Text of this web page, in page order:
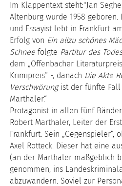
Im Klappentext steht:"Jan
Altenburg wurde 1958
und Essayist lebt in Frankfurt
Erfolg von Ein allzu schönes
Schnee folgte Partitur des Todes
dem „Offenbacher
Krimipreis“ -, danach Die Akte
Verschwörung ist der fünfte
Marthaler.“
Protagonist in allen fünf
Robert Marthaler, Leiter der
Frankfurt. Sein „Gegenspieler“,
Axel Rotteck. Dieser hat eine
(an der Marthaler maßgeblich
genommen, ins
abzuwandern. Soviel zur